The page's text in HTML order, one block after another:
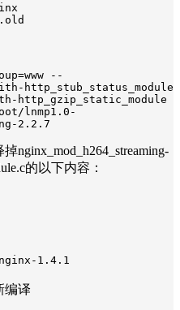
--
http_stub_status_module
http_gzip_static_module
lnmp1.0-
2.2.7
nginx_mod_h264_streaming-
的以下内容：
1.4.1
编译